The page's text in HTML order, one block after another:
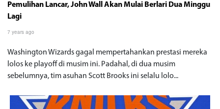
Pemulihan Lancar, John Wall Akan Mulai Berlari Dua Minggu
Lagi
7 years ago
Washington Wizards gagal mempertahankan prestasi mereka
lolos ke playoff di musim ini. Padahal, di dua musim
sebelumnya, tim asuhan Scott Brooks ini selalu lolo...